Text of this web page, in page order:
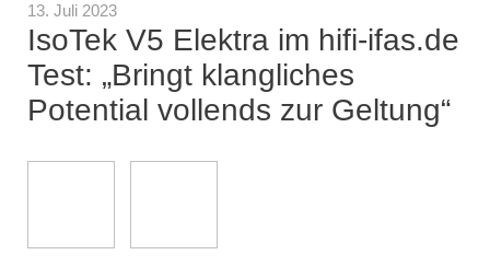
13. Juli 2023
IsoTek V5 Elektra im hifi-ifas.de
Test: „Bringt klangliches
Potential vollends zur Geltung“